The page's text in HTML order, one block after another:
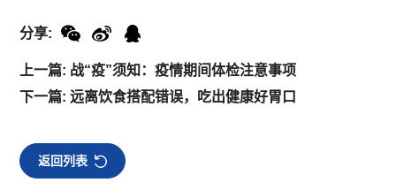
上一篇: 战“疫”须知：疫情期间体检注意事项
下一篇: 远离饮食搭配错误，吃出健康好胃口
分享:
返回列表